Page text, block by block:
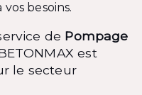
besoins.
de Pompage
est
le secteur